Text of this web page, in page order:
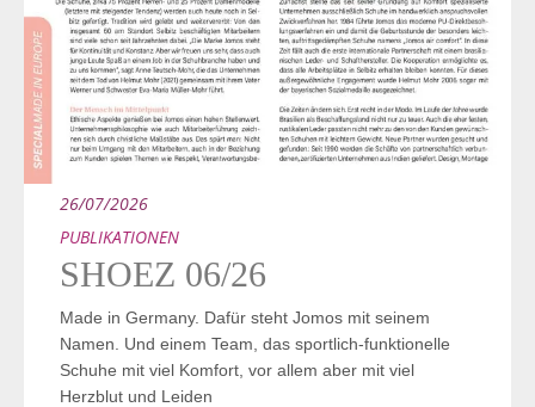
26/07/2026
PUBLIKATIONEN
SHOEZ 06/26
Made in Germany. Dafür steht Jomos mit seinem
Namen. Und einem Team, das sportlich-funktionelle
Schuhe mit viel Komfort, vor allem aber mit viel
Herzblut und Leiden